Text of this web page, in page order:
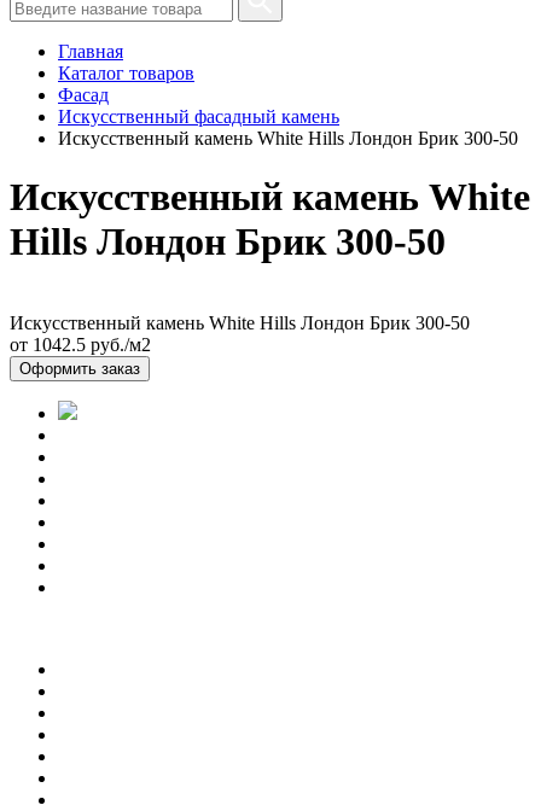
Главная
Каталог товаров
Фасад
Искусственный фасадный камень
Искусственный камень White Hills Лондон Брик 300-50
Искусственный камень White
Hills Лондон Брик 300-50
Искусственный камень White Hills Лондон Брик 300-50
от 1042.5 руб./м2
Оформить заказ